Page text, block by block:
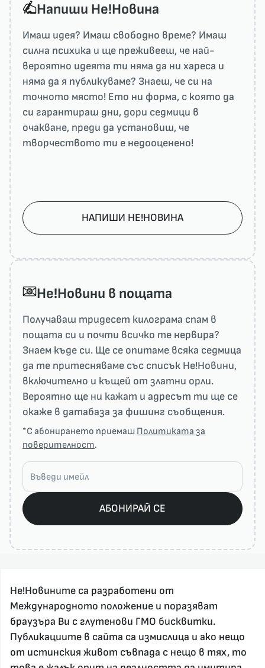
Напиши He!Новина
Имаш идея? Имаш свободно време? Имаш
силна психика и ще преживееш, че най-
вероятно идеята ти няма да ни харесa и
няма да я публикуваме? Знаеш, че си на
точното място! Ето ни форма, с която да
си гарантираш дни, дори седмици в
очакване, преди да установиш, че
творчеството ти е недооценено!
НАПИШИ НЕ!НОВИНА
He!Новини в пощата
Получаваш тридесет килограма спам в
пощата си и почти всичко те нервира?
Знаем къде си. Ще се опитаме всяка седмица
да те притесняваме със списък He!Новини,
включително и къщей от златни орли.
Вероятно ще ни кажат и адресът ти ще се
окаже в датабаза за фишинг съобщения.
*С абонирането приемаш Политиката за
поверителност.
АБОНИРАЙ СЕ
За реклама и връзка с нас, пишете на
nenovinite@gmail.com
Не!Новините са разработени от
Международното положение и поразяват
браузъра Ви с глутенови ГМО бисквитки.
Публикациите в сайта са измислица и ако нещо
от истинския живот съвпада с нещо в тях, то